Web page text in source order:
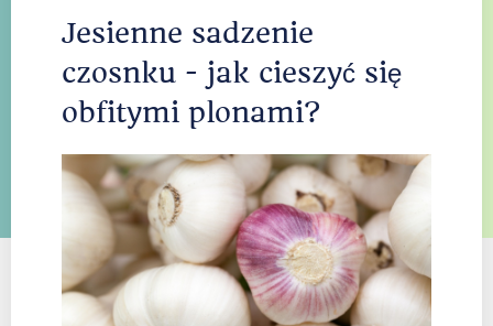
Jesienne sadzenie
czosnku - jak cieszyć się
obfitymi plonami?